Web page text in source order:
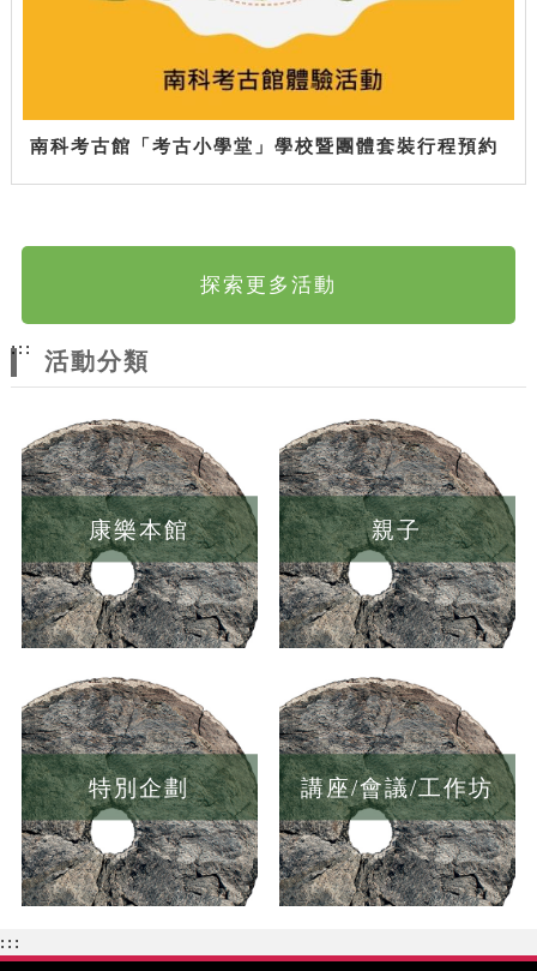
南科考古館「考古小學堂」學校暨團體套裝行程預約
探索更多活動
:::
活動分類
康樂本館 親子
特別企劃 講座/會議/工作坊
:::